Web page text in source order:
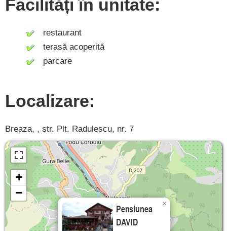
Facilități în unitate:
restaurant
terasă acoperită
parcare
Localizare:
Breaza, , str. Plt. Radulescu, nr. 7
Pensiunea
DAVID
×
+
−